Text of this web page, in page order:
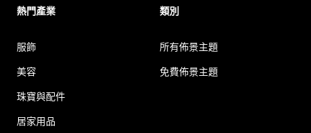
熱門產業
服飾
美容
珠寶與配件
居家用品
類別
所有佈景主題
免費佈景主題